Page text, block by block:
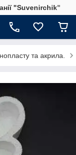
"Suvenirchik"
та акрила.